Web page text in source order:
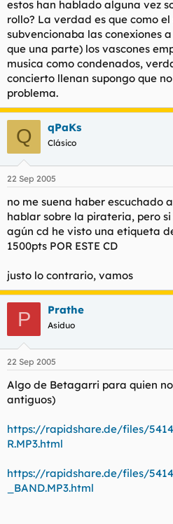
estos han hablado alguna vez
rollo? La verdad es que como
subvencionaba las conexiones
que una parte) los vascones
musica como condenados,
concierto llenan supongo que
problema.
Q qPaKs
Clásico
22 Sep 2005
no me suena haber escuchado
hablar sobre la pirateria, pero
agún cd he visto una etiqueta
1500pts POR ESTE CD
justo lo contrario, vamos
P Prathe
Asiduo
22 Sep 2005
Algo de Betagarri para quien
antiguos)
https://rapidshare.de/files/
R.MP3.html
https://rapidshare.de/files/
_BAND.MP3.html